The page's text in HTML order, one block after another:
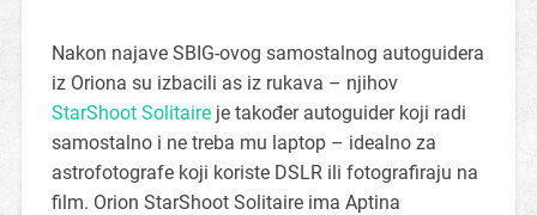
Nakon najave SBIG-ovog samostalnog autoguidera
iz Oriona su izbacili as iz rukava – njihov
StarShoot Solitaireje također autoguider koji radi
samostalno i ne treba mu laptop – idealno za
astrofotografe koji koriste DSLR ili fotografiraju na
film. Orion StarShoot Solitaire ima Aptina